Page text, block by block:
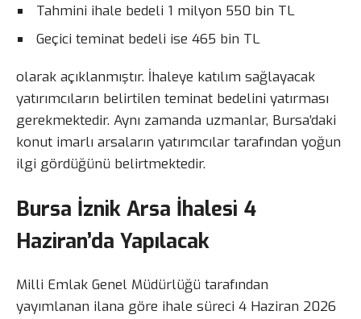
Tahmini ihale bedeli 1 milyon 550 bin TL
Geçici teminat bedeli ise 465 bin TL
olarak açıklanmıştır. İhaleye katılım sağlayacak
yatırımcıların belirtilen teminat bedelini yatırması
gerekmektedir. Aynı zamanda uzmanlar, Bursa’daki
konut imarlı arsaların yatırımcılar tarafından yoğun
ilgi gördüğünü belirtmektedir.
Bursa İznik Arsa İhalesi 4
Haziran’da Yapılacak
Milli Emlak Genel Müdürlüğü tarafından
yayımlanan ilana göre ihale süreci 4 Haziran 2026